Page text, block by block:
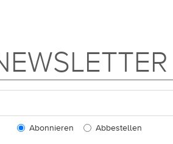
Abonnieren Abbestellen